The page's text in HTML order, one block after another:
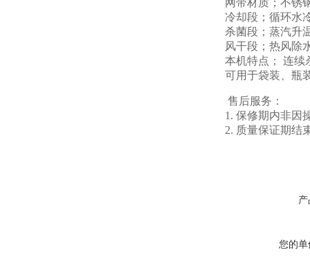
网带材质；不锈
冷却段；循环水
杀菌段；蒸汽升
风干段；热风除
本机特点； 连续
可用于袋装、瓶
售后服务：
1. 保修期内非因
2. 质量保证期结
您的单